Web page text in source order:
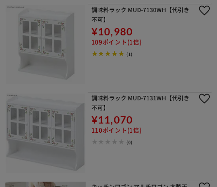
調味料ラック MUD-7130WH【代引き
不可】
¥10,980
109ポイント(1倍)
(1)
調味料ラック MUD-7131WH【代引き
不可】
¥11,070
110ポイント(1倍)
(0)